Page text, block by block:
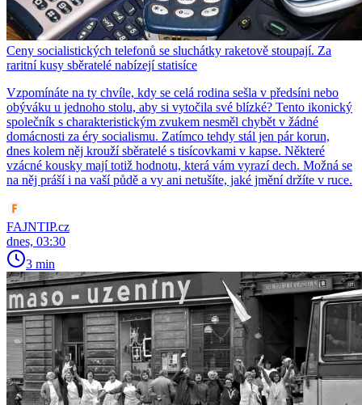
Ceny socialistických telefonů se sluchátky raketově stoupají. Za
raritní kusy sběratelé nabízejí statisíce
Vzpomínáte na ty chvíle, kdy se celá rodina sešla v předsíni nebo
obýváku u jednoho stolu, aby si vytočila své blízké? Tento ikonický
společník s charakteristickým zvukem nesměl chybět v žádné
domácnosti za éry socialismu. Zatímco tehdy stál jen pár korun,
dnes kolem něj krouží sběratelé s tisícovkami v kapse. Některé
vzácné kousky mají totiž hodnotu, která vám vyrazí dech. Možná se
na něj práší i na vaší půdě a vy ani netušíte, jaké jmění držíte v ruce.
FAJNTIP.cz
dnes, 03:30
3 min